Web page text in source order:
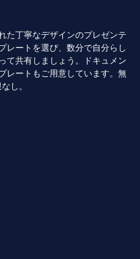
た丁寧なデザインのプレゼンテ
レートを選び、数分で自分らし
て共有しましょう。ドキュメン
レートもご用意しています。無
し。